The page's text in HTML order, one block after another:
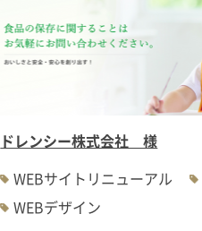
ドレンシー株式会社 様
WEBサイトリニューアル
WEBデザイン